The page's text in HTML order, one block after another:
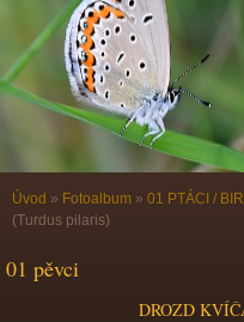
Úvod » Fotoalbum » 01 PTÁCI /
(Turdus pilaris)
01 pěvci
DROZD